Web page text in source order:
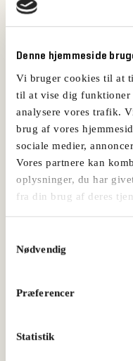
Denne hjemmeside
Vi bruger cookies til at
til at vise dig
analysere vores trafik.
brug af vores
sociale medier,
Vores partnere kan
oplysninger, du har
fra din brug af deres
Nødvendig
Præferencer
Statistik
Måske vil
Estragoncreme
Tapas